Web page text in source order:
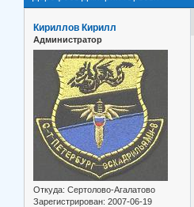
Кириллов Кирилл
Администратор
Откуда: Сертолово-Агалатово
Зарегистрирован: 2007-06-19